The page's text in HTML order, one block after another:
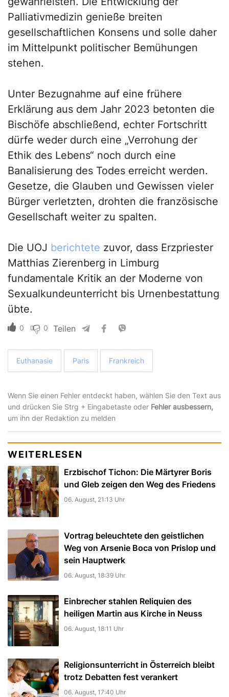
Palliativmedizin genieße breiten
gesellschaftlichen Konsens und solle daher
im Mittelpunkt politischer Bemühungen
stehen.
Unter Bezugnahme auf eine frühere
Erklärung aus dem Jahr 2023 betonten die
Bischöfe abschließend, echter Fortschritt
dürfe weder durch eine „Verrohung der
Ethik des Lebens“ noch durch eine
Banalisierung des Todes erreicht werden.
Gesetze, die Glauben und Gewissen vieler
Bürger verletzten, drohten die französische
Gesellschaft weiter zu spalten.
Die UOJ berichtete zuvor, dass Erzpriester
Matthias Zierenberg in Limburg
fundamentale Kritik an der Moderne von
Sexualkundeunterricht bis Urnenbestattung
übte.
0 0 Teilen
Euthanasie Paris Frankreich
Wenn Sie einen Fehler entdeckt haben, wählen Sie den Text aus
und drücken Sie Strg + Eingabetaste oder Fehler ausbessern,
um ihn der Redaktion zu melden
WEITERLESEN
Erzbischof Tichon: Die Märtyrer Boris
und Gleb zeigen den Weg des Friedens
06. August, 21:13 Uhr
Vortrag beleuchtete den geistlichen
Weg von Arsenie Boca von Prislop und
sein Hauptwerk
06. August, 18:39 Uhr
Einbrecher stahlen Reliquien des
heiligen Martin aus Kirche in Neuss
06. August, 18:11 Uhr
Religionsunterricht in Österreich bleibt
trotz Debatten fest verankert
06. August, 17:40 Uhr